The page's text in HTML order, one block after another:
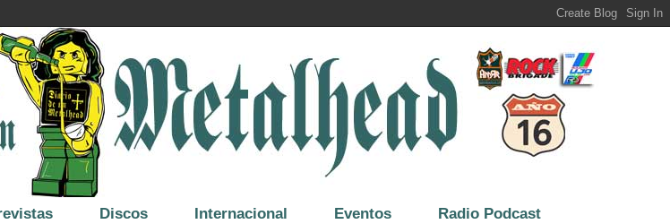
Discos Internacional Eventos Radio Podcast